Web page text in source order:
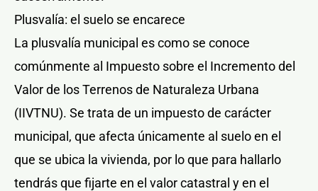
Plusvalía: el suelo se encarece
La plusvalía municipal es como se conoce
comúnmente al Impuesto sobre el Incremento del
Valor de los Terrenos de Naturaleza Urbana
(IIVTNU). Se trata de un impuesto de carácter
municipal, que afecta únicamente al suelo en el
que se ubica la vivienda, por lo que para hallarlo
tendrás que fijarte en el valor catastral y en el